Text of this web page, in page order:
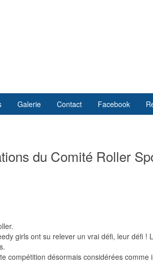
Galerie Contact Facebook
du Comité Roller
girls ont su relever un vrai défi, leur défi !
compétition désormais considérées comme